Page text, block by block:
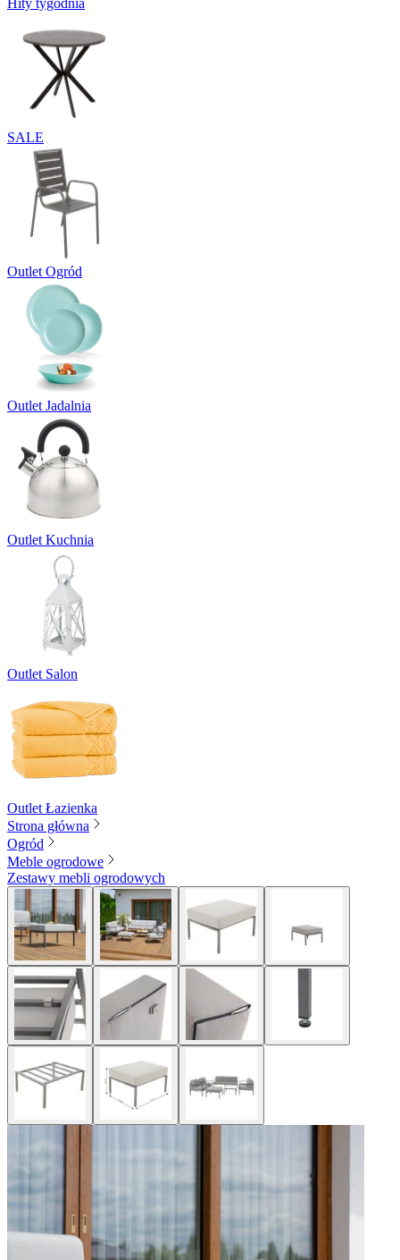
Hity tygodnia
SALE
Outlet Ogród
Outlet Jadalnia
Outlet Kuchnia
Outlet Salon
Outlet Łazienka
Strona główna
Ogród
Meble ogrodowe
Zestawy mebli ogrodowych